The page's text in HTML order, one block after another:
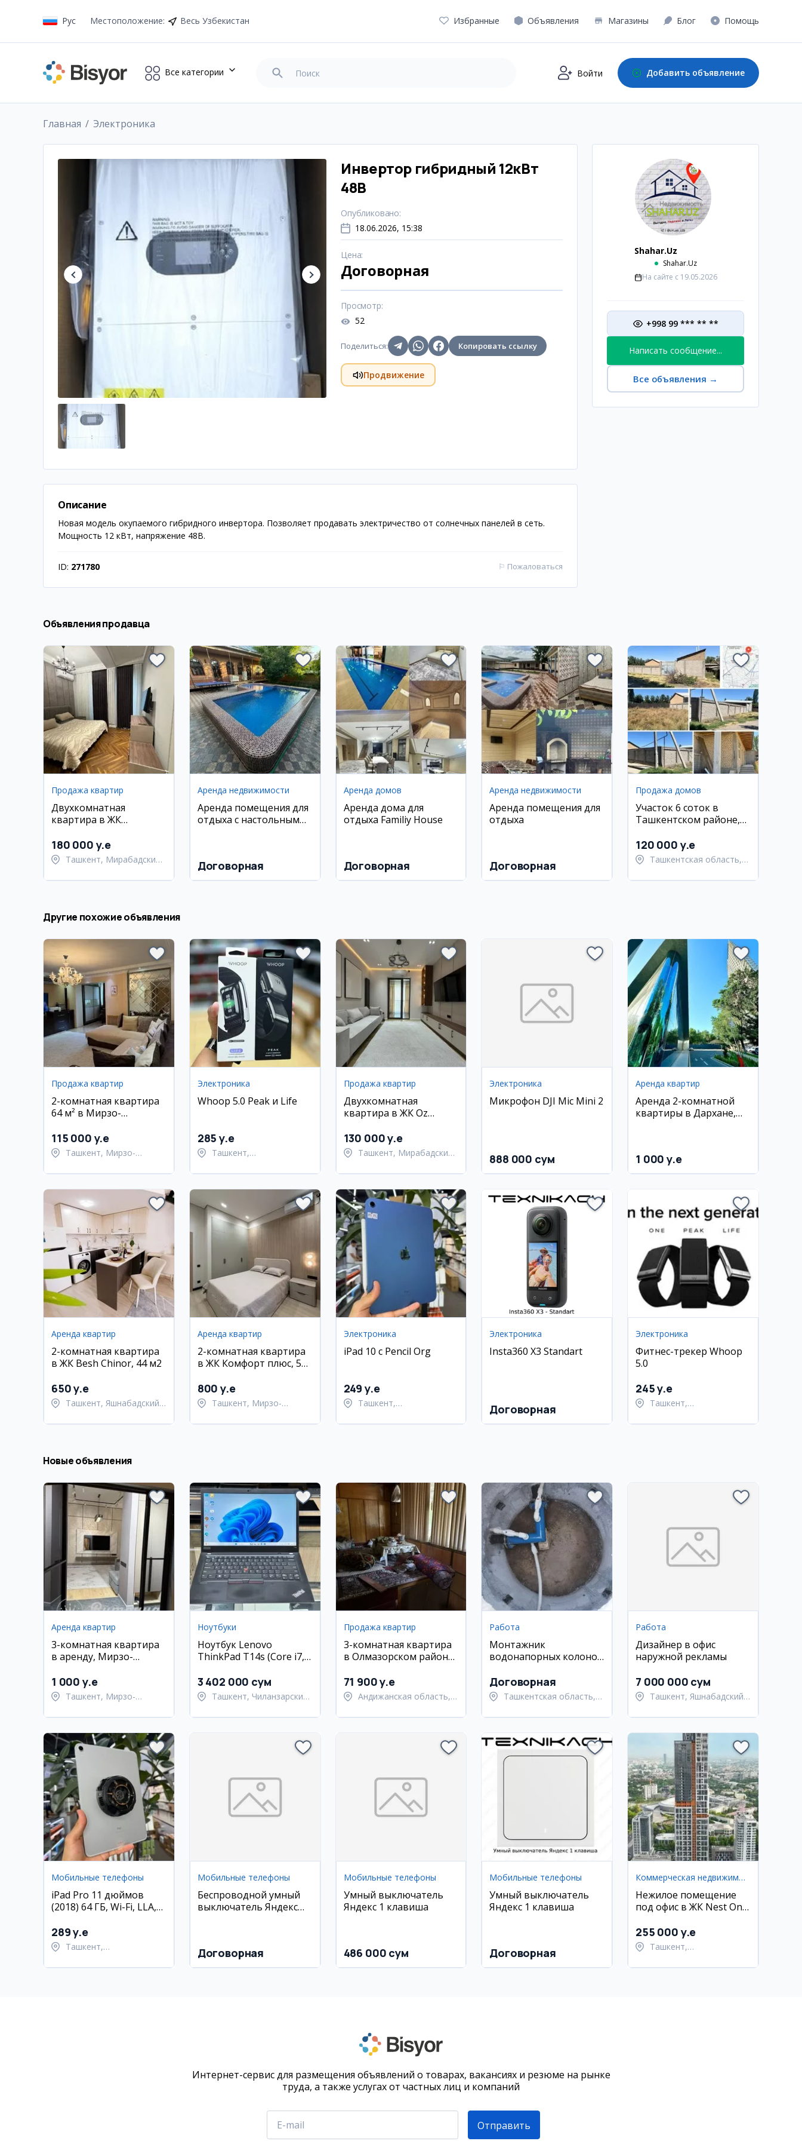
Рус Местоположение: Весь Узбекистан Избранные Объявления Магазины Блог Помощь
Все категории Войти Добавить объявление
Главная Электроника
Инвертор гибридный 12кВт
48В
Опубликовано:
18.06.2026, 15:38
Цена:
Договорная
Просмотр:
52
Поделиться: Копировать ссылку
Продвижение
Описание
Новая модель окупаемого гибридного инвертора. Позволяет продавать электричество от солнечных панелей в сеть.
Мощность 12 кВт, напряжение 48В.
ID: 271780 ⚐ Пожаловаться
Shahar.Uz
Shahar.Uz
На сайте с 19.05.2026
+998 99 *** ** **
Написать сообщение...
Все объявления →
Объявления продавца
Продажа квартир
Двухкомнатная
квартира в ЖК
180 000 y.e
Ташкент, Мирабадский
Аренда недвижимости
Аренда помещения для
отдыха с настольным
Договорная
Аренда домов
Аренда дома для
отдыха Familiy House
Договорная
Аренда недвижимости
Аренда помещения для
отдыха
Договорная
Продажа домов
Участок 6 соток в
Ташкентском районе,
120 000 y.e
Ташкентская область,
Другие похожие объявления
Продажа квартир
2-комнатная квартира
64 м² в Мирзо-
115 000 y.e
Ташкент, Мирзо-
Электроника
Whoop 5.0 Peak и Life
285 y.e
Ташкент,
Продажа квартир
Двухкомнатная
квартира в ЖК Oz
130 000 y.e
Ташкент, Мирабадский
Электроника
Микрофон DJI Mic Mini 2
888 000 сум
Аренда квартир
Аренда 2-комнатной
квартиры в Дархане,
1 000 y.e
Аренда квартир
2-комнатная квартира
в ЖК Besh Chinor, 44 м2
650 y.e
Ташкент, Яшнабадский
Аренда квартир
2-комнатная квартира
в ЖК Комфорт плюс, 50
800 y.e
Ташкент, Мирзо-
Электроника
iPad 10 с Pencil Org
249 y.e
Ташкент,
Электроника
Insta360 X3 Standart
Договорная
Электроника
Фитнес-трекер Whoop
5.0
245 y.e
Ташкент,
Новые объявления
Аренда квартир
3-комнатная квартира
в аренду, Мирзо-
Ташкент
1 000 y.e
Ташкент, Мирзо-
Ноутбуки
Ноутбук Lenovo
ThinkPad T14s (Core i7,
сенсорный экран)
3 402 000 сум
Ташкент, Чиланзарский
Продажа квартир
3-комнатная квартира
в Олмазорском районе,
71 900 y.e
Андижанская область,
Работа
Монтажник
водонапорных колонок
Договорная
Ташкентская область,
Работа
Дизайнер в офис
наружной рекламы
7 000 000 сум
Ташкент, Яшнабадский
Мобильные телефоны
iPad Pro 11 дюймов
(2018) 64 ГБ, Wi-Fi, LLA,
289 y.e
Ташкент,
Мобильные телефоны
Беспроводной умный
выключатель Яндекс
Договорная
Мобильные телефоны
Умный выключатель
Яндекс 1 клавиша
486 000 сум
Мобильные телефоны
Умный выключатель
Яндекс 1 клавиша
Договорная
Коммерческая недвижимость
Нежилое помещение
под офис в ЖК Nest One
56 кв.м
255 000 y.e
Ташкент,
Интернет-сервис для размещения объявлений о товарах, вакансиях и резюме на рынке
труда, а также услугах от частных лиц и компаний
Отправить